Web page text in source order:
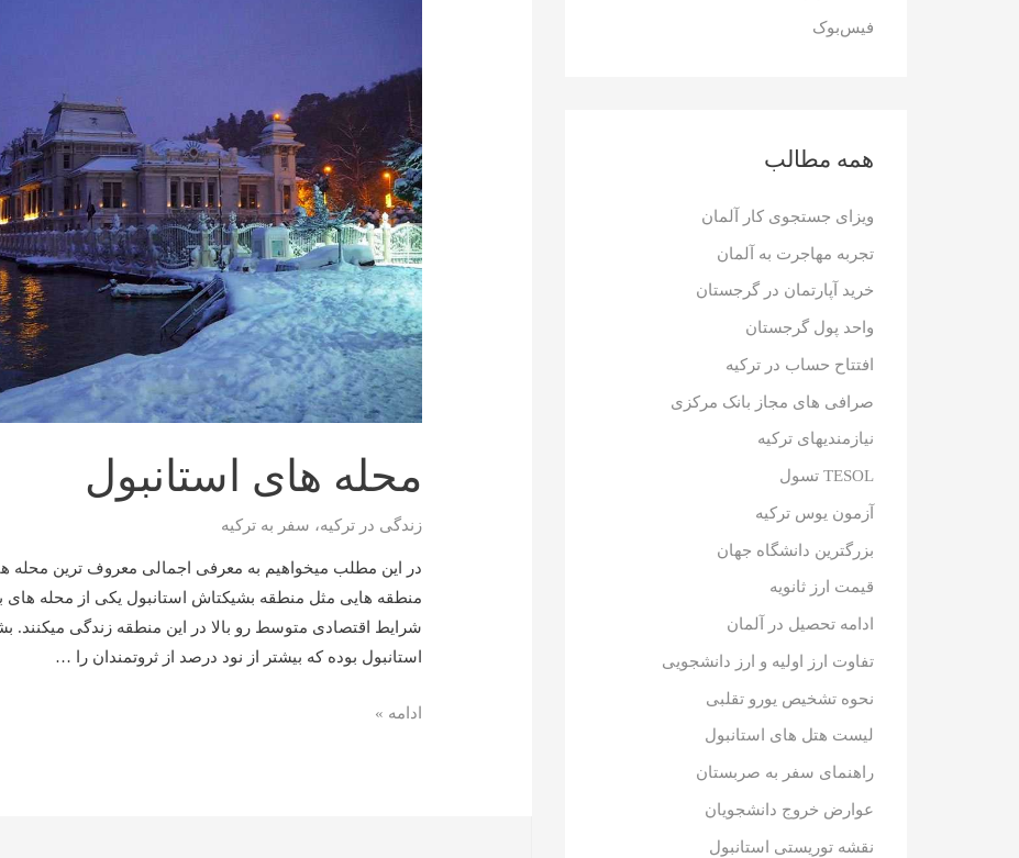
ی
فیس‌بوک
همه مطالب
ویزای جستجوی کار آلمان
تجربه مهاجرت به آلمان
خرید آپارتمان در گرجستان
واحد پول گرجستان
افتتاح حساب در ترکیه
صرافی های مجاز بانک مرکزی
نیازمندیهای ترکیه
TESOL تسول
آزمون یوس ترکیه
بزرگترین دانشگاه جهان
قیمت ارز ثانویه
ادامه تحصیل در آلمان
تفاوت ارز اولیه و ارز دانشجویی
نحوه تشخیص یورو تقلبی
لیست هتل های استانبول
راهنمای سفر به صربستان
عوارض خروج دانشجویان
نقشه توریستی استانبول
محله های استانبول
زندگی در ترکیه، سفر به ترکیه
در این مطلب میخواهیم به معرفی اجمالی معروف ترین محله
منطقه هایی مثل منطقه بشیکتاش استانبول یکی از محله های
شرایط اقتصادی متوسط رو بالا در این منطقه زندگی میکنند.
استانبول بوده که بیشتر از نود درصد از ثروتمندان را …
محله
ادامه »